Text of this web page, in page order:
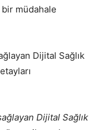
bir müdahale
Dijital Sağlık
Dijital Sağlık